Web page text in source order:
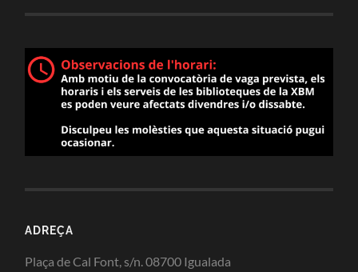
ADREÇA
Plaça de Cal Font, s/n. 08700 Igualada